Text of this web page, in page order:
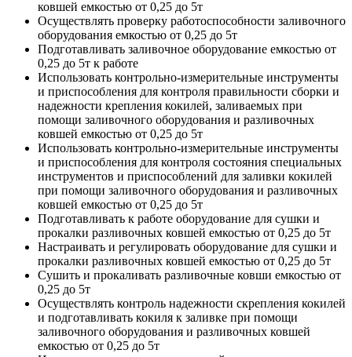
ковшей емкостью от 0,25 до 5т
Осуществлять проверку работоспособности заливочного
оборудования емкостью от 0,25 до 5т
Подготавливать заливочное оборудование емкостью от
0,25 до 5т к работе
Использовать контрольно-измерительные инструменты
и приспособления для контроля правильности сборки и
надежности крепления кокилей, заливаемых при
помощи заливочного оборудования и разливочных
ковшей емкостью от 0,25 до 5т
Использовать контрольно-измерительные инструменты
и приспособления для контроля состояния специальных
инструментов и приспособлений для заливки кокилей
при помощи заливочного оборудования и разливочных
ковшей емкостью от 0,25 до 5т
Подготавливать к работе оборудование для сушки и
прокалки разливочных ковшей емкостью от 0,25 до 5т
Настраивать и регулировать оборудование для сушки и
прокалки разливочных ковшей емкостью от 0,25 до 5т
Сушить и прокаливать разливочные ковши емкостью от
0,25 до 5т
Осуществлять контроль надежности скрепления кокилей
и подготавливать кокиля к заливке при помощи
заливочного оборудования и разливочных ковшей
емкостью от 0,25 до 5т